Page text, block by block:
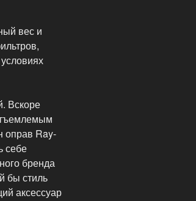
вес и
Вскоре
оправ Ray-
себе
бренда
бы стиль
аксессуар